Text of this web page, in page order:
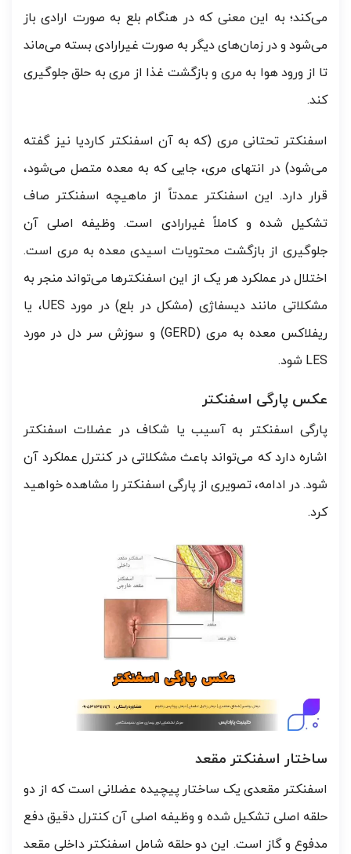
می‌کند؛ به این معنی که در هنگام بلع به صورت ارادی باز
می‌شود و در زمان‌های دیگر به صورت غیرارادی بسته می‌ماند
تا از ورود هوا به مری و بازگشت غذا از مری به حلق جلوگیری
کند.
اسفنکتر تحتانی مری (که به آن اسفنکتر کاردیا نیز گفته
می‌شود) در انتهای مری، جایی که به معده متصل می‌شود،
قرار دارد. این اسفنکتر عمدتاً از ماهیچه اسفنکتر صاف
تشکیل شده و کاملاً غیرارادی است. وظیفه اصلی آن
جلوگیری از بازگشت محتویات اسیدی معده به مری است.
اختلال در عملکرد هر یک از این اسفنکترها می‌تواند منجر به
مشکلاتی مانند دیسفاژی (مشکل در بلع) در مورد UES، یا
ریفلاکس معده به مری (GERD) و سوزش سر دل در مورد
LES شود.
عکس پارگی اسفنکتر
پارگی اسفنکتر به آسیب یا شکاف در عضلات اسفنکتر
اشاره دارد که می‌تواند باعث مشکلاتی در کنترل عملکرد آن
شود. در ادامه، تصویری از پارگی اسفنکتر را مشاهده خواهید
کرد.
ساختار اسفنکتر مقعد
اسفنکتر مقعدی یک ساختار پیچیده عضلانی است که از دو
حلقه اصلی تشکیل شده و وظیفه اصلی آن کنترل دقیق دفع
مدفوع و گاز است. این دو حلقه شامل اسفنکتر داخلی مقعد